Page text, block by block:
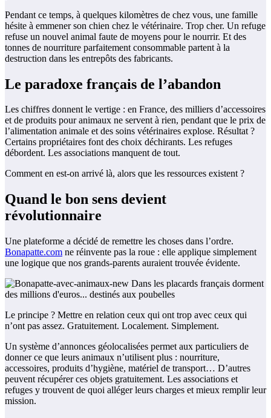
Pendant ce temps, à quelques kilomètres de chez vous, une famille
hésite à emmener son chien chez le vétérinaire. Trop cher. Un refuge
refuse un nouvel animal faute de moyens pour le nourrir. Et des
tonnes de nourriture parfaitement consommable partent à la
destruction dans les entrepôts des fabricants.
Le paradoxe français de l’abandon
Les chiffres donnent le vertige : en France, des milliers d’accessoires
et de produits pour animaux ne servent à rien, pendant que le prix de
l’alimentation animale et des soins vétérinaires explose. Résultat ?
Certains propriétaires font des choix déchirants. Les refuges
débordent. Les associations manquent de tout.
Comment en est-on arrivé là, alors que les ressources existent ?
Quand le bon sens devient
révolutionnaire
Une plateforme a décidé de remettre les choses dans l’ordre.
Bonapatte.com ne réinvente pas la roue : elle applique simplement
une logique que nos grands-parents auraient trouvée évidente.
Le principe ? Mettre en relation ceux qui ont trop avec ceux qui
n’ont pas assez. Gratuitement. Localement. Simplement.
Un système d’annonces géolocalisées permet aux particuliers de
donner ce que leurs animaux n’utilisent plus : nourriture,
accessoires, produits d’hygiène, matériel de transport… D’autres
peuvent récupérer ces objets gratuitement. Les associations et
refuges y trouvent de quoi alléger leurs charges et mieux remplir leur
mission.